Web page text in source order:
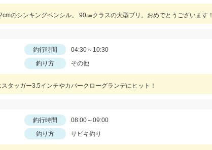
のシンキングペンシル。 90㎝クラスの大型ブリ。おめでとうございます！
釣行時間
04:30～10:30
釣り方 その他
タッガー3.5インチやカバークローグランデにヒット！
釣行時間
08:00～09:00
釣り方 サビキ釣り